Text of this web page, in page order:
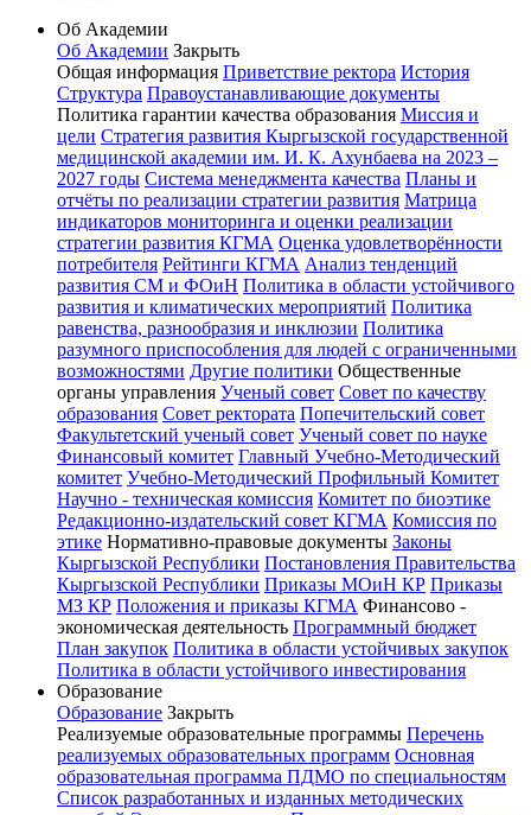
Об Академии
Об Академии Закрыть
Общая информация Приветствие ректора История
Структура Правоустанавливающие документы
Политика гарантии качества образования Миссия и
цели Стратегия развития Кыргызской государственной
медицинской академии им. И. К. Ахунбаева на 2023 –
2027 годы Система менеджмента качества Планы и
отчёты по реализации стратегии развития Матрица
индикаторов мониторинга и оценки реализации
стратегии развития КГМА Оценка удовлетворённости
потребителя Рейтинги КГМА Анализ тенденций
развития СМ и ФОиН Политика в области устойчивого
развития и климатических мероприятий Политика
равенства, разнообразия и инклюзии Политика
разумного приспособления для людей с ограниченными
возможностями Другие политики Общественные
органы управления Ученый совет Совет по качеству
образования Совет ректората Попечительский совет
Факультетский ученый совет Ученый совет по науке
Финансовый комитет Главный Учебно-Методический
комитет Учебно-Методический Профильный Комитет
Научно - техническая комиссия Комитет по биоэтике
Редакционно-издательский совет КГМА Комиссия по
этике Нормативно-правовые документы Законы
Кыргызской Республики Постановления Правительства
Кыргызской Республики Приказы МОиН КР Приказы
МЗ КР Положения и приказы КГМА Финансово -
экономическая деятельность Программный бюджет
План закупок Политика в области устойчивых закупок
Политика в области устойчивого инвестирования
Образование
Образование Закрыть
Реализуемые образовательные программы Перечень
реализуемых образовательных программ Основная
образовательная программа ПДМО по специальностям
Список разработанных и изданных методических